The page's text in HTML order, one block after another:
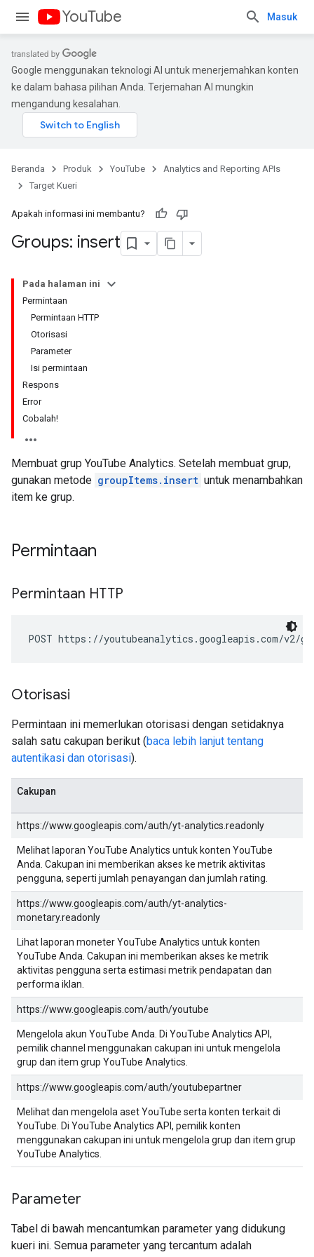
YouTube Masuk
Google menggunakan teknologi AI untuk menerjemahkan konten
ke dalam bahasa pilihan Anda. Terjemahan AI mungkin
mengandung kesalahan.
Beranda Produk YouTube
Analytics and Reporting APIs
Target Kueri
Apakah informasi ini membantu?
Groups: insert
Pada halaman ini
Permintaan
Permintaan HTTP
Otorisasi
Parameter
Isi permintaan
Respons
Error
Cobalah!
Membuat grup YouTube Analytics. Setelah membuat grup,
gunakan metode groupItems.insert untuk menambahkan
item ke grup.
Permintaan
Permintaan HTTP
POST https://youtubeanalytics.googleapis.com/v2/
Otorisasi
Permintaan ini memerlukan otorisasi dengan setidaknya
salah satu cakupan berikut (baca lebih lanjut tentang
autentikasi dan otorisasi).
Cakupan
https://www.googleapis.com/auth/yt-analytics.readonly
Melihat laporan YouTube Analytics untuk konten YouTube
Anda. Cakupan ini memberikan akses ke metrik aktivitas
pengguna, seperti jumlah penayangan dan jumlah rating.
https://www.googleapis.com/auth/yt-analytics-
monetary.readonly
Lihat laporan moneter YouTube Analytics untuk konten
YouTube Anda. Cakupan ini memberikan akses ke metrik
aktivitas pengguna serta estimasi metrik pendapatan dan
performa iklan.
https://www.googleapis.com/auth/youtube
Mengelola akun YouTube Anda. Di YouTube Analytics API,
pemilik channel menggunakan cakupan ini untuk mengelola
grup dan item grup YouTube Analytics.
https://www.googleapis.com/auth/youtubepartner
Melihat dan mengelola aset YouTube serta konten terkait di
YouTube. Di YouTube Analytics API, pemilik konten
menggunakan cakupan ini untuk mengelola grup dan item grup
YouTube Analytics.
Parameter
Tabel di bawah mencantumkan parameter yang didukung
kueri ini. Semua parameter yang tercantum adalah